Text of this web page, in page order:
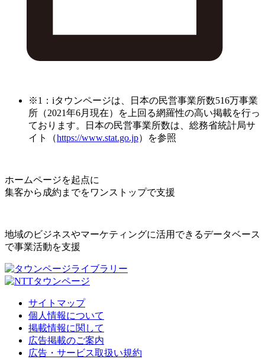
※1：iタウンページは、日本の民営事業所数516万事業
所（2021年6月現在）を上回る網羅性の高い掲載を行っ
ております。日本の民営事業所数は、総務省統計局サ
イト（https://www.stat.go.jp）を参照
ホームページを起点に
集客から成約までをワンストップで支援
地域のビジネスやマーケティングに活用できるデータベース
で事業活動を支援
サイトマップ
個人情報について
掲載情報に関して
広告掲載のご案内
広告・サービス取扱い規約